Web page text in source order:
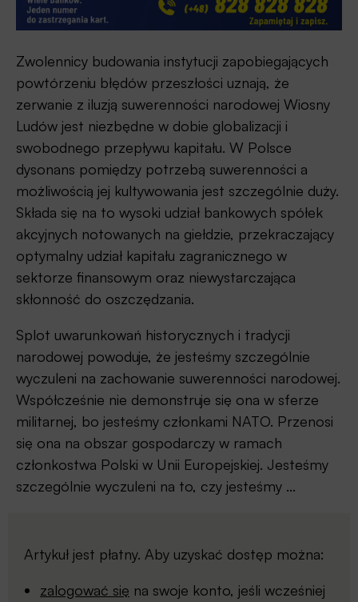
Zwolennicy budowania instytucji zapobiegających
powtórzeniu błędów przeszłości uznają, że
zerwanie z iluzją suwerenności narodowej Wiosny
Ludów jest niezbędne w dobie globalizacji i
swobodnego przepływu kapitału. W Polsce
dysonans pomiędzy potrzebą suwerenności a
możliwością jej kultywowania jest szczególnie duży.
Składa się na to wysoki udział bankowych spółek
akcyjnych notowanych na giełdzie, przekraczający
optymalny udział kapitału zagranicznego w
sektorze finansowym oraz niewystarczająca
skłonność do oszczędzania.
Splot uwarunkowań historycznych i tradycji
narodowej powoduje, że jesteśmy szczególnie
wyczuleni na zachowanie suwerenności narodowej.
Współcześnie nie demonstruje się ona w sferze
militarnej, bo jesteśmy członkami NATO. Przenosi
się ona na obszar gospodarczy w ramach
członkostwa Polski w Unii Europejskiej. Jesteśmy
szczególnie wyczuleni na to, czy jesteśmy ...
Artykuł jest płatny. Aby uzyskać dostęp można:
zalogować się na swoje konto, jeśli wcześniej